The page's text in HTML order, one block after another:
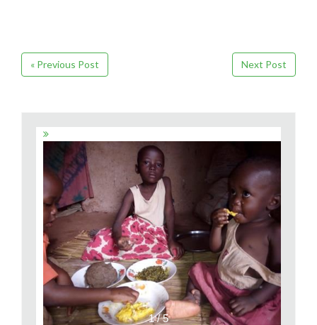
« Previous Post Next Post
1 / 5